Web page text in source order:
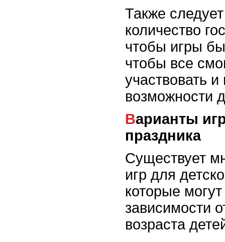
Также
количество
чтобы игры
чтобы все
участвовать
возможности
Варианты игр для детского
праздника
Существует
игр для
которые
зависимости
возраста